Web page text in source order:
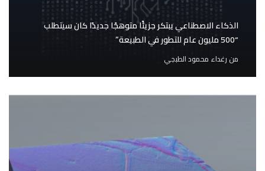
الذكاء الاصطناعي يبتكر جزيئًا متوهجًا جديدًا كان سيتطلب
“500 مليون عام للتطور في الطبيعة”
من رغداء محمود الطبجي